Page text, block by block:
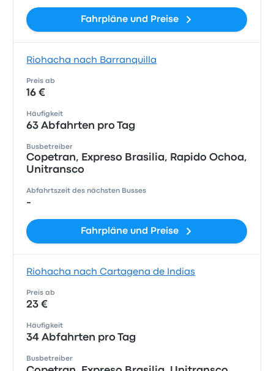
Fahrpläne und Preise
Riohacha nach Barranquilla
Preis ab
16 €
Häufigkeit
63 Abfahrten pro Tag
Busbetreiber
Copetran, Expreso Brasilia, Rapido Ochoa,
Unitransco
Abfahrtszeit des nächsten Busses
-
Fahrpläne und Preise
Riohacha nach Cartagena de Indias
Preis ab
23 €
Häufigkeit
34 Abfahrten pro Tag
Busbetreiber